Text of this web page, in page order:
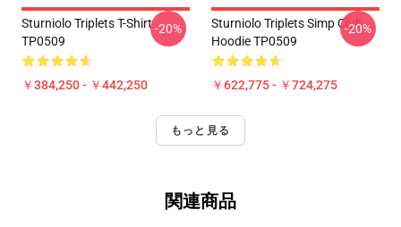
Sturniolo Triplets T-Shirt
TP0509
￥384,250 - ￥442,250
-20%
Sturniolo Triplets Simp Club
Hoodie TP0509
￥622,775 - ￥724,275
-20%
もっと見る
関連商品